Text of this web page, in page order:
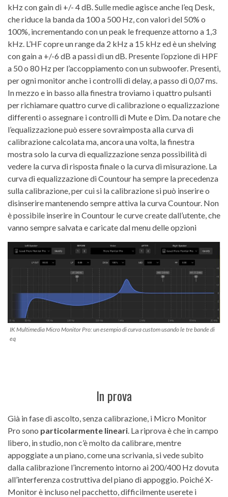
kHz con gain di +/- 4 dB. Sulle medie agisce anche l’eq Desk,
che riduce la banda da 100 a 500 Hz, con valori del 50% o
100%, incrementando con un peak le frequenze attorno a 1,3
kHz. L’HF copre un range da 2 kHz a 15 kHz ed è un shelving
con gain a +/-6 dB a passi di un dB. Presente l’opzione di HPF
a 50 o 80 Hz per l’accoppiamento con un subwoofer. Presenti,
per ogni monitor anche i controlli di delay, a passo di 0,07 ms.
In mezzo e in basso alla finestra troviamo i quattro pulsanti
per richiamare quattro curve di calibrazione o equalizzazione
differenti o assegnare i controlli di Mute e Dim. Da notare che
l’equalizzazione può essere sovraimposta alla curva di
calibrazione calcolata ma, ancora una volta, la finestra
mostra solo la curva di equalizzazione senza possibilità di
vedere la curva di risposta finale o la curva di misurazione. La
curva di equalizzazione di Countour ha sempre la precedenza
sulla calibrazione, per cui si la calibrazione si può inserire o
disinserire mantenendo sempre attiva la curva Countour. Non
è possibile inserire in Countour le curve create dall’utente, che
vanno sempre salvata e caricate dal menu delle opzioni
IK Multimedia Micro Monitor Pro: un esempio di curva custom usando le tre bande di
eq
In prova
Già in fase di ascolto, senza calibrazione, i Micro Monitor
Pro sono particolarmente lineari . La riprova è che in campo
libero, in studio, non c’è molto da calibrare, mentre
appoggiate a un piano, come una scrivania, si vede subito
dalla calibrazione l’incremento intorno ai 200/400 Hz dovuta
all’interferenza costruttiva del piano di appoggio. Poiché X-
Monitor è incluso nel pacchetto, difficilmente userete i